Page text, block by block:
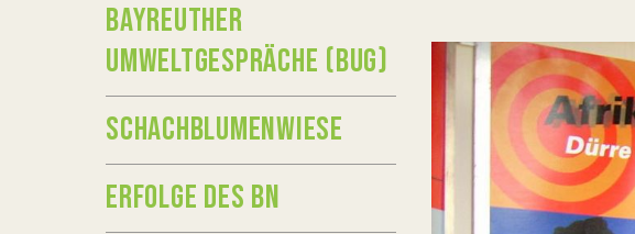
BAYREUTHER
UMWELTGESPRÄCHE (BUG)
SCHACHBLUMENWIESE
ERFOLGE DES BN